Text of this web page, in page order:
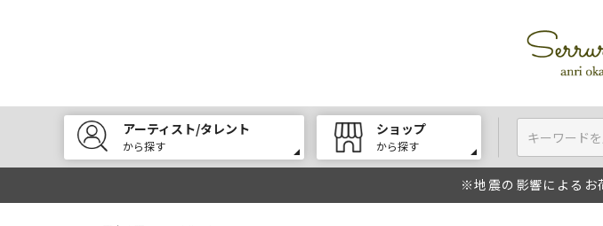
アーティスト/タレント
から探す
ショップ
から探す
※地震の影響によるお